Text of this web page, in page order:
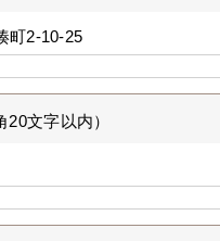
町2-10-25
20文字以内）